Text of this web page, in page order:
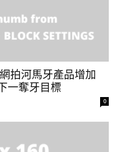
拍河馬牙產品增加
一奪牙目標
0